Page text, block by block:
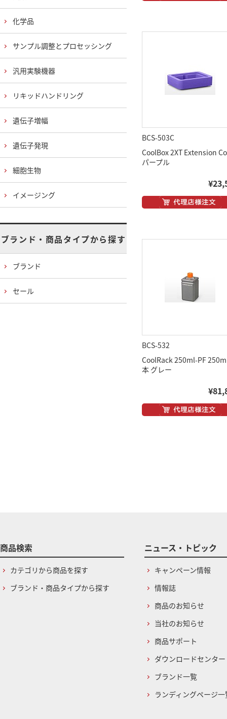
BCS-503C
CoolBox 2XT Extension
パープル
BCS-532
CoolRack 250ml-PF
本 グレー
化学品
サンプル調整とプロセッシング
汎用実験機器
リキッドハンドリング
遺伝子増幅
遺伝子発現
細胞生物
イメージング
ブランド・商品タイプから探す
ブランド
セール
商品検索
カテゴリから商品を探す
ブランド・商品タイプから探す
ニュース・トピック
キャンペーン情報
情報誌
商品のお知らせ
当社のお知らせ
商品サポート
ダウンロードセンター
ブランド一覧
ランディングページ一